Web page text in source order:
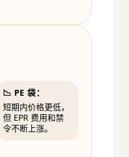
📉 PE 袋：
短期内价格更低，
但 EPR 费用和禁
令不断上涨。